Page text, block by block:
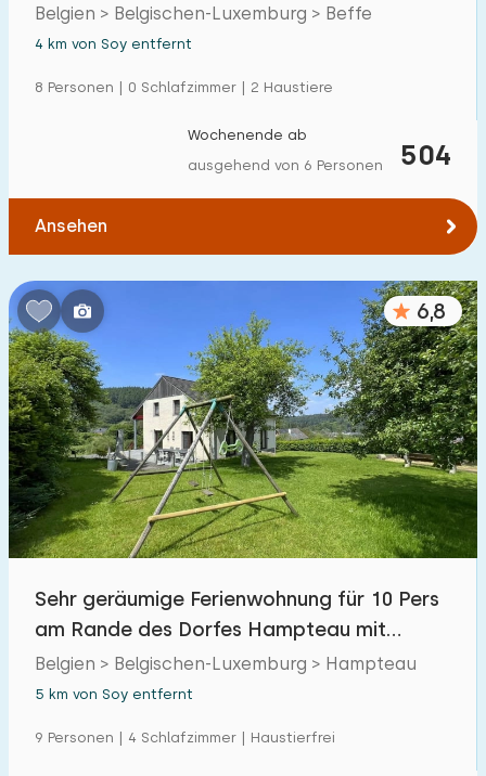
Belgien > Belgischen-Luxemburg > Beffe
4 km von Soy entfernt
8 Personen | 0 Schlafzimmer | 2 Haustiere
504
Wochenende ab
ausgehend von 6 Personen
Ansehen
6,8
Sehr geräumige Ferienwohnung für 10 Pers
am Rande des Dorfes Hampteau mit
großem Garten
Belgien > Belgischen-Luxemburg > Hampteau
5 km von Soy entfernt
9 Personen | 4 Schlafzimmer | Haustierfrei